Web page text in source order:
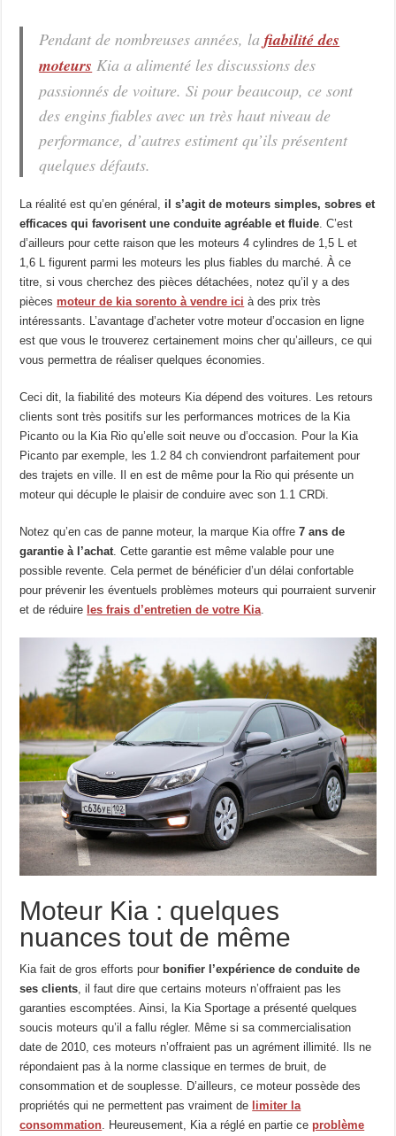
Pendant de nombreuses années, lafiabilité des
moteurs Kia a alimenté les discussions des
passionnés de voiture. Si pour beaucoup, ce sont
des engins fiables avec un très haut niveau de
performance, d’autres estiment qu’ils présentent
quelques défauts.
La réalité est qu’en général, il s’agit de moteurs simples, sobres et
efficaces qui favorisent une conduite agréable et fluide . C’est
d’ailleurs pour cette raison que les moteurs 4 cylindres de 1,5 L et
1,6 L figurent parmi les moteurs les plus fiables du marché. À ce
titre, si vous cherchez des pièces détachées, notez qu’il y a des
piècesmoteur de kia sorento à vendre ici à des prix très
intéressants. L’avantage d’acheter votre moteur d’occasion en ligne
est que vous le trouverez certainement moins cher qu’ailleurs, ce qui
vous permettra de réaliser quelques économies.
Ceci dit, la fiabilité des moteurs Kia dépend des voitures. Les retours
clients sont très positifs sur les performances motrices de la Kia
Picanto ou la Kia Rio qu’elle soit neuve ou d’occasion. Pour la Kia
Picanto par exemple, les 1.2 84 ch conviendront parfaitement pour
des trajets en ville. Il en est de même pour la Rio qui présente un
moteur qui décuple le plaisir de conduire avec son 1.1 CRDi.
Notez qu’en cas de panne moteur, la marque Kia offre7 ans de
garantie à l’achat . Cette garantie est même valable pour une
possible revente. Cela permet de bénéficier d’un délai confortable
pour prévenir les éventuels problèmes moteurs qui pourraient survenir
et de réduire les frais d’entretien de votre Kia
Moteur Kia : quelques
nuances tout de même
Kia fait de gros efforts pour bonifier l’expérience de conduite de
ses clients , il faut dire que certains moteurs n’offraient pas les
garanties escomptées. Ainsi, la Kia Sportage a présenté quelques
soucis moteurs qu’il a fallu régler. Même si sa commercialisation
date de 2010, ces moteurs n’offraient pas un agrément illimité. Ils ne
répondaient pas à la norme classique en termes de bruit, de
consommation et de souplesse. D’ailleurs, ce moteur possède des
propriétés qui ne permettent pas vraiment de limiter la
consommation . Heureusement, Kia a réglé en partie ceproblème